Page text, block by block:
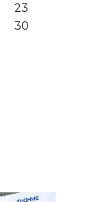
23
30